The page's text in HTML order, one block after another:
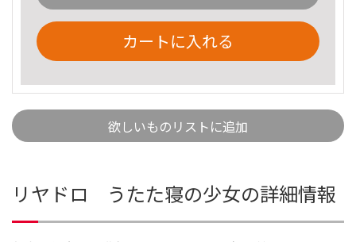
カートに入れる
欲しいものリストに追加
リヤドロ うたた寝の少女の詳細情報